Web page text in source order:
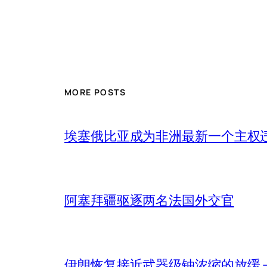
MORE POSTS
埃塞俄比亚成为非洲最新一个主权
阿塞拜疆驱逐两名法国外交官